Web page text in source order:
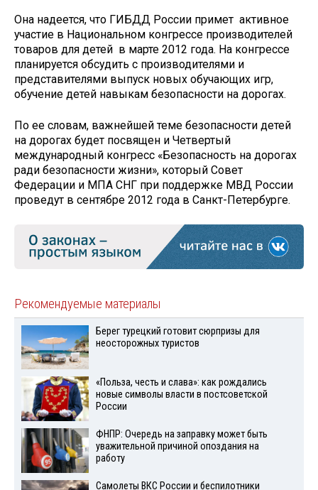
Она надеется, что ГИБДД России примет активное
участие в Национальном конгрессе производителей
товаров для детей в марте 2012 года. На конгрессе
планируется обсудить с производителями и
представителями выпуск новых обучающих игр,
обучение детей навыкам безопасности на дорогах.
По ее словам, важнейшей теме безопасности детей
на дорогах будет посвящен и Четвертый
международный конгресс «Безопасность на дорогах
ради безопасности жизни», который Совет
Федерации и МПА СНГ при поддержке МВД России
проведут в сентябре 2012 года в Санкт-Петербурге.
Рекомендуемые материалы
Берег турецкий готовит сюрпризы для
неосторожных туристов
«Польза, честь и слава»: как рождались
новые символы власти в постсоветской
России
ФНПР: Очередь на заправку может быть
уважительной причиной опоздания на
работу
Самолеты ВКС России и беспилотники